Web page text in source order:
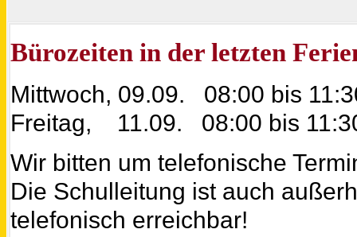
Bürozeiten in der letzten
Mittwoch, 09.09. 08:00 bis
Freitag, 11.09. 08:00 bis
Wir bitten um telefonische
Die Schulleitung ist auch
telefonisch erreichbar!